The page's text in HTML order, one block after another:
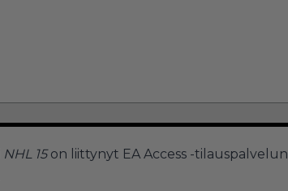
NHL 15on liittynyt EA Access -tilauspalvelun